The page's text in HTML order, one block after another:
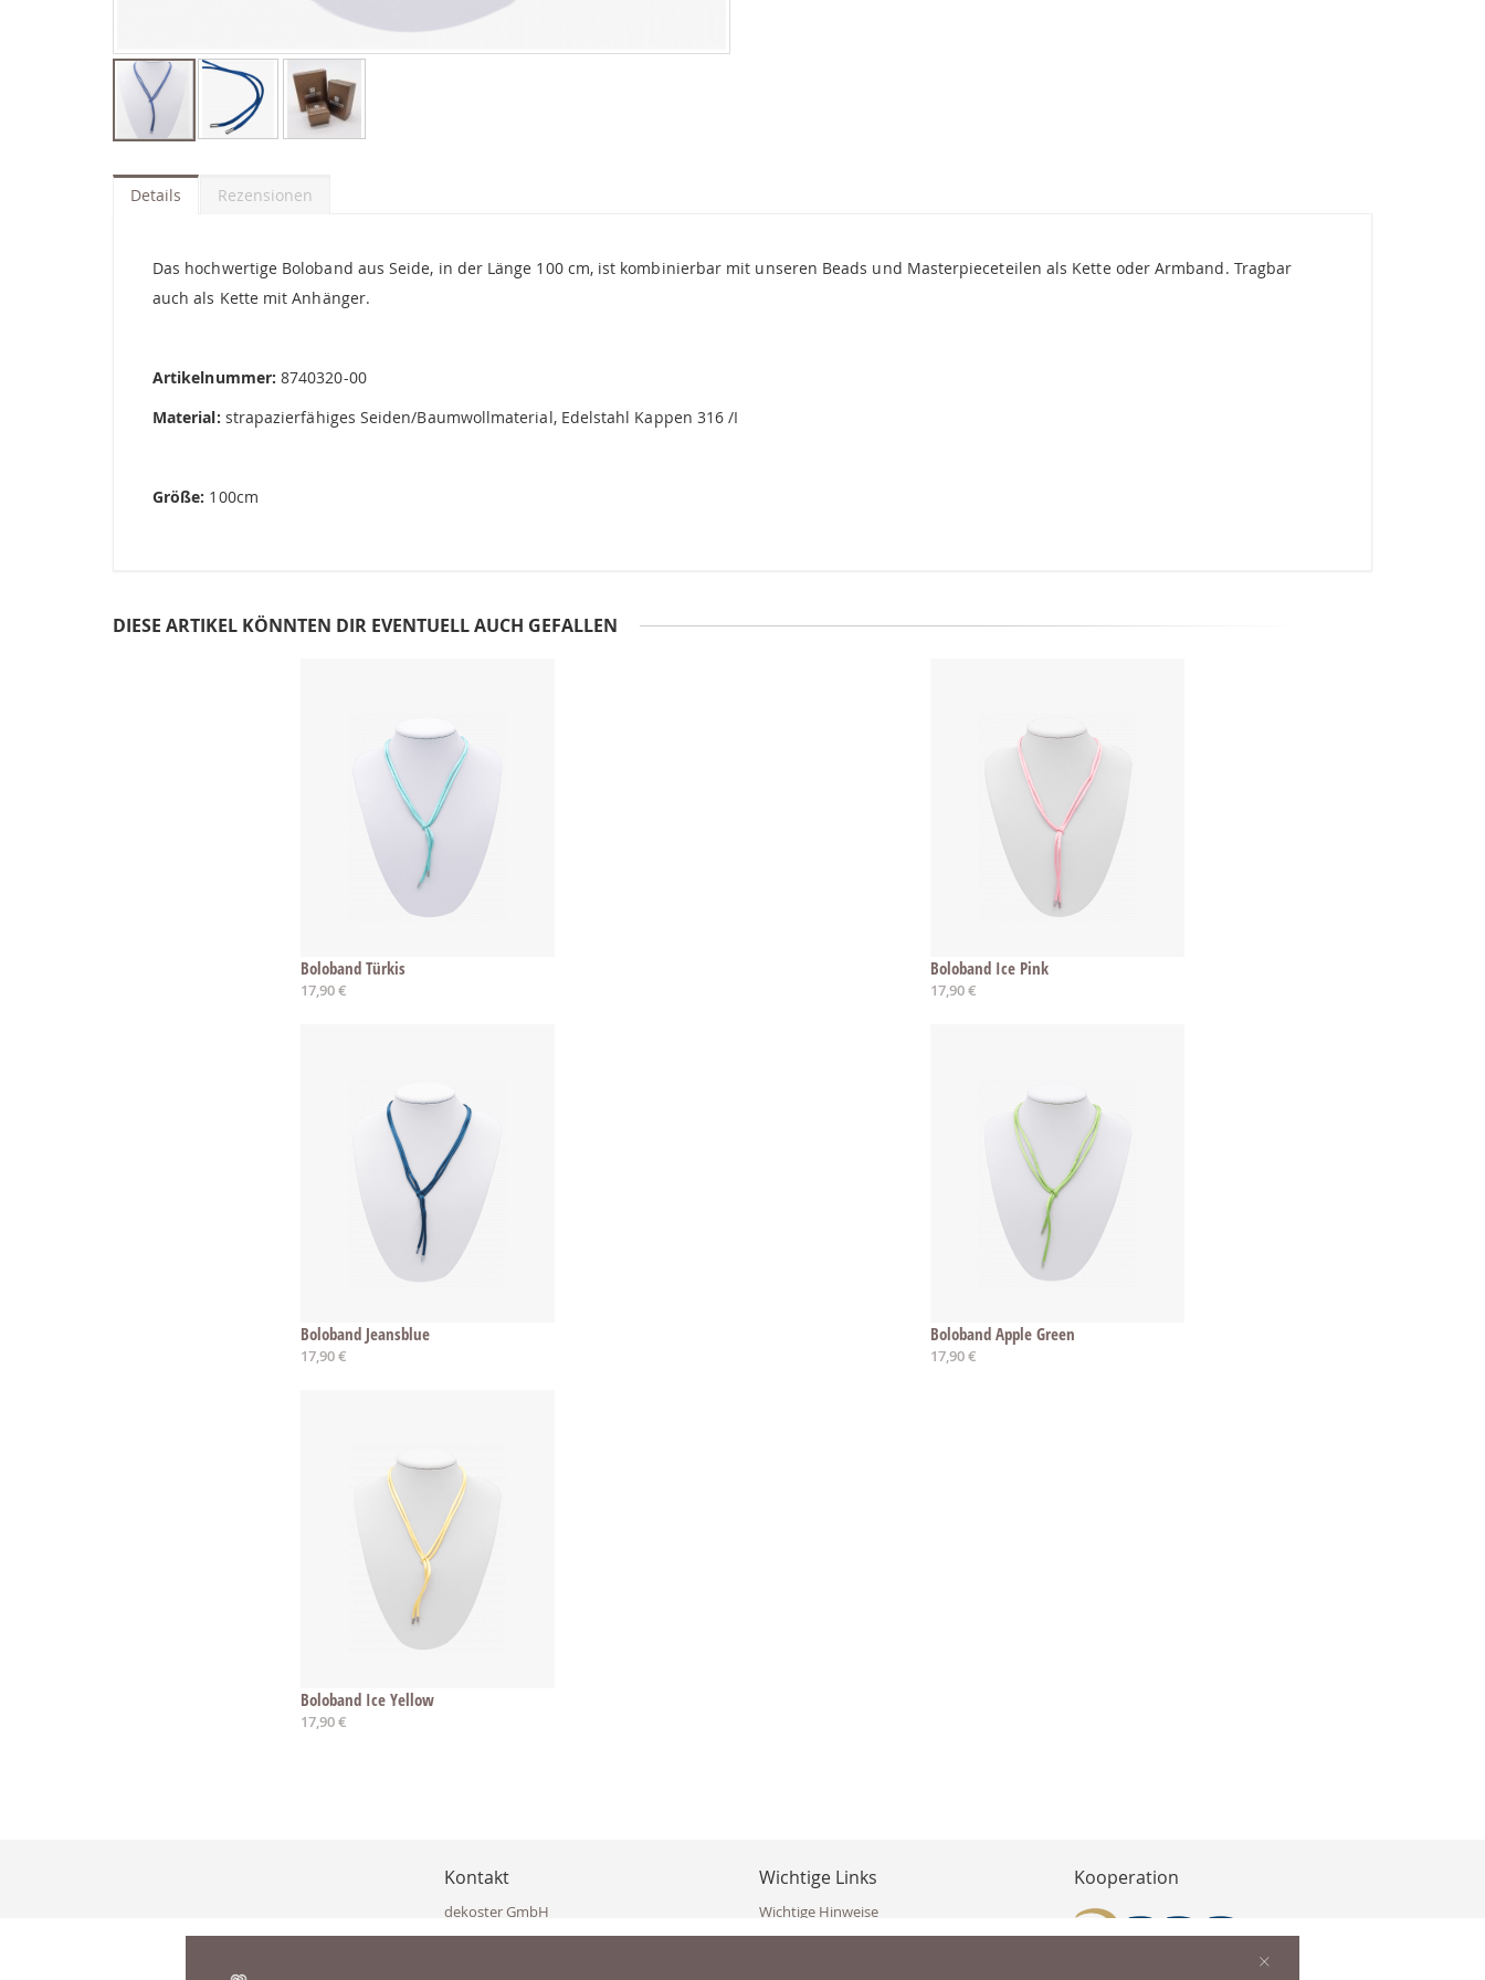
Anfang
derDetails
Das hochwertige Boloband aus Seide, in der Länge 100 cm, ist kombinierbar mit unseren Beads und Masterpieceteilen als Kette oder Armband. Tragbar
auch als Kette mit Anhänger.
Artikelnummer:8740320-00
Material: strapazierfähiges Seiden/Baumwollmaterial, Edelstahl Kappen 316 /I
Größe: 100cm
Rezensionen
DIESE ARTIKEL KÖNNTEN DIR EVENTUELL AUCH GEFALLEN
Boloband Türkis
17,90 €
Boloband Ice Pink
17,90 €
Boloband Jeansblue
17,90 €
Boloband Apple Green
17,90 €
Boloband Ice Yellow
17,90 €
Kontakt
dekoster GmbH
Eisenkappler Str. 10
Wichtige Links
Wichtige Hinweise
Häufig gestellte Fragen (FAQ)
Kooperation
×